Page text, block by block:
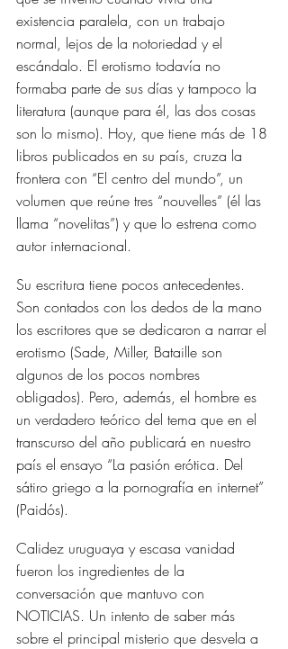
existencia paralela, con un trabajo
normal, lejos de la notoriedad y el
escándalo. El erotismo todavía no
formaba parte de sus días y tampoco la
literatura (aunque para él, las dos cosas
son lo mismo). Hoy, que tiene más de 18
libros publicados en su país, cruza la
frontera con “El centro del mundo”, un
volumen que reúne tres “nouvelles” (él las
llama “novelitas”) y que lo estrena como
autor internacional.
Su escritura tiene pocos antecedentes.
Son contados con los dedos de la mano
los escritores que se dedicaron a narrar el
erotismo (Sade, Miller, Bataille son
algunos de los pocos nombres
obligados). Pero, además, el hombre es
un verdadero teórico del tema que en el
transcurso del año publicará en nuestro
país el ensayo “La pasión erótica. Del
sátiro griego a la pornografía en internet”
(Paidós).
Calidez uruguaya y escasa vanidad
fueron los ingredientes de la
conversación que mantuvo con
NOTICIAS. Un intento de saber más
sobre el principal misterio que desvela a